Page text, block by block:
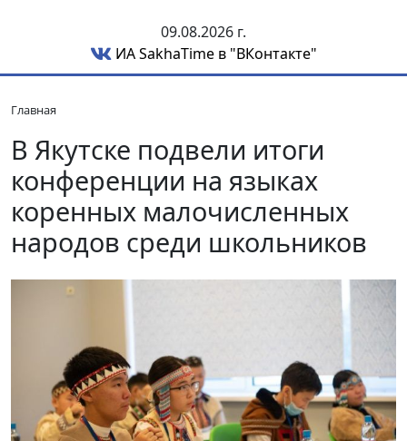
09.08.2026 г.
ИА SakhaTime в "ВКонтакте"
Главная
В Якутске подвели итоги
конференции на языках
коренных малочисленных
народов среди школьников